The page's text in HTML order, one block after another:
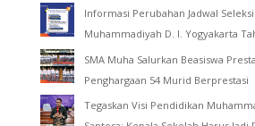
Informasi Perubahan Jadwal Seleksi
Muhammadiyah D. I. Yogyakarta
SMA Muha Salurkan Beasiswa
Penghargaan 54 Murid Berprestasi
Tegaskan Visi Pendidikan